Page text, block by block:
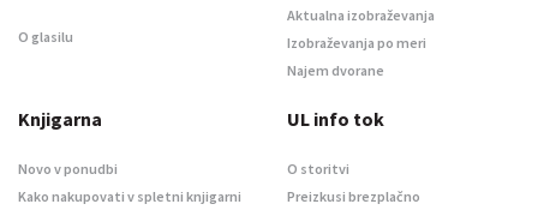
O glasilu
Aktualna izobraževanja
Izobraževanja po meri
Najem dvorane
Knjigarna
Novo v ponudbi
Kako nakupovati v spletni knjigarni
UL info tok
O storitvi
Preizkusi brezplačno